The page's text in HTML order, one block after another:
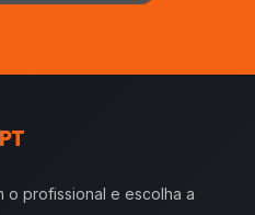
o profissional e escolha a